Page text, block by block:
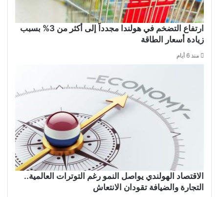
ارتفاع التضخم في هولندا مجدداً إلى أكثر من 3% بسبب
زيادة أسعار الطاقة
منذ 6 أيام
الاقتصاد الهولندي يواصل النمو رغم التوترات العالمية..
التجارة والضيافة تقودان الانتعاش